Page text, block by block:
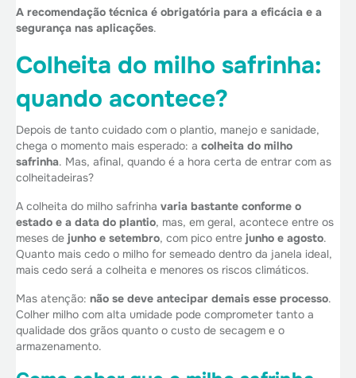
A recomendação técnica é obrigatória para a eficácia e a
segurança nas aplicações.
Colheita do milho safrinha:
quando acontece?
Depois de tanto cuidado com o plantio, manejo e sanidade,
chega o momento mais esperado: a colheita do milho
safrinha. Mas, afinal, quando é a hora certa de entrar com as
colheitadeiras?
A colheita do milho safrinha varia bastante conforme o
estado e a data do plantio, mas, em geral, acontece entre os
meses de junho e setembro, com pico entre junho e agosto.
Quanto mais cedo o milho for semeado dentro da janela ideal,
mais cedo será a colheita e menores os riscos climáticos.
Mas atenção: não se deve antecipar demais esse processo.
Colher milho com alta umidade pode comprometer tanto a
qualidade dos grãos quanto o custo de secagem e o
armazenamento.